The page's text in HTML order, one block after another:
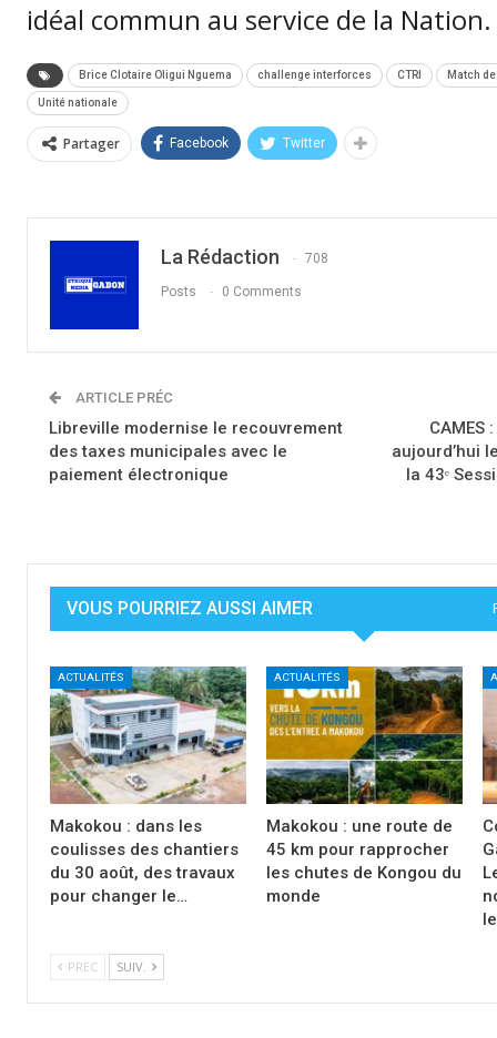
idéal commun au service de la Nation.
Brice Clotaire Oligui Nguema challenge interforces CTRI Match
Unité nationale
Partager Facebook Twitter
La Rédaction 708
Posts 0 Comments
ARTICLE PRÉC
Libreville modernise le recouvrement
des taxes municipales avec le
paiement électronique
CAMES
aujourd’hui
la 43ᵉ
VOUS POURRIEZ AUSSI AIMER
ACTUALITÉS
Makokou : dans les
coulisses des chantiers
du 30 août, des travaux
pour changer le…
ACTUALITÉS
Makokou : une route de
45 km pour rapprocher
les chutes de Kongou du
monde
PREC SUIV.